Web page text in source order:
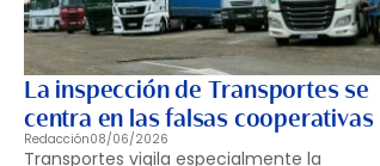
La inspección de Transportes se
centra en las falsas cooperativas
Redacción08/06/2026
Transportes vigila especialmente la